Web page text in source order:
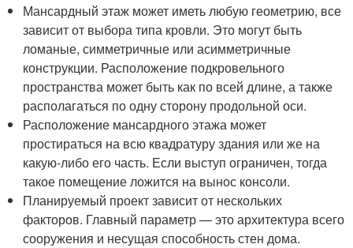
Мансардный этаж может иметь любую геометрию, все
зависит от выбора типа кровли. Это могут быть
ломаные, симметричные или асимметричные
конструкции. Расположение подкровельного
пространства может быть как по всей длине, а также
располагаться по одну сторону продольной оси.
Расположение мансардного этажа может
простираться на всю квадратуру здания или же на
какую-либо его часть. Если выступ ограничен, тогда
такое помещение ложится на вынос консоли.
Планируемый проект зависит от нескольких
факторов. Главный параметр — это архитектура всего
сооружения и несущая способность стен дома.